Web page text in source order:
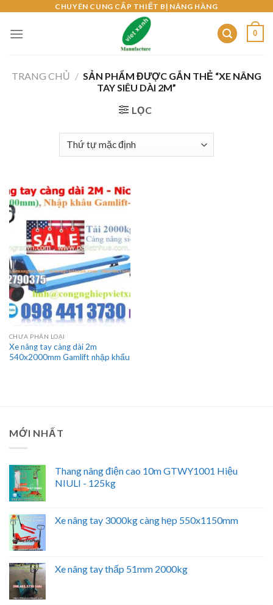
content
CHUYÊN CUNG CẤP THIẾT BỊ NÂNG HÀNG
0
TRANG CHỦ / SẢN PHẨM ĐƯỢC GẮN THẺ “XE NÂNG
TAY SIÊU DÀI 2M”
LỌC
CHƯA PHÂN LOẠI
Xe nâng tay càng dài 2m
540x2000mm Gamlift nhập khẩu
MỚI NHẤT
Thang nâng điện cao 10m GTWY1001 Hiệu
NIULI - 125kg
Xe nâng tay 3000kg càng hẹp 550x1150mm
Xe nâng tay thấp 51mm 2000kg